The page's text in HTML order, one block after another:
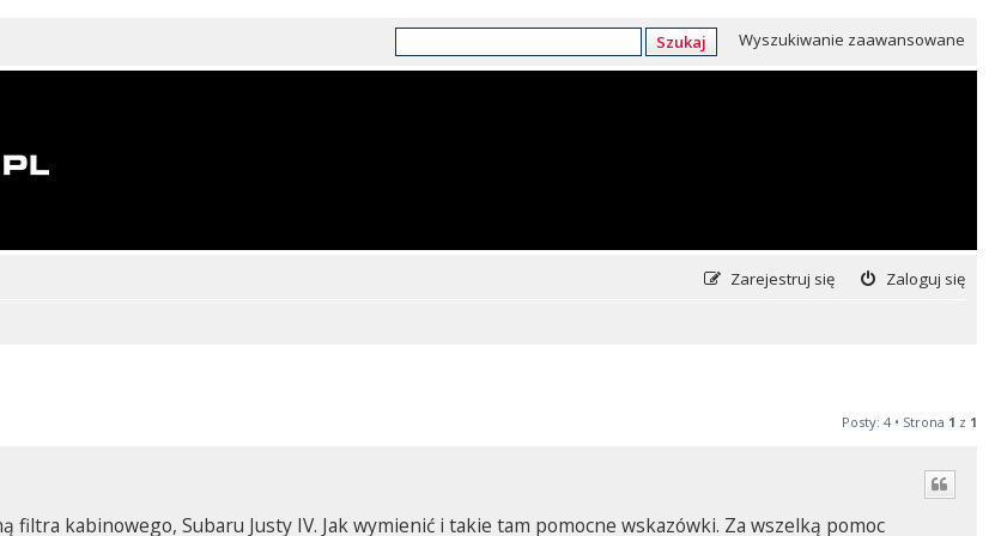
Szukaj Wyszukiwanie zaawansowane
Zaloguj się
Zarejestruj się
Posty: 4 • Strona 1 z 1
filtra kabinowego, Subaru Justy IV. Jak wymienić i takie tam pomocne wskazówki. Za wszelką pomoc